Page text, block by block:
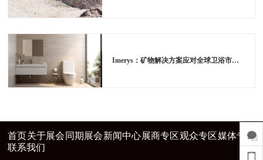
Imerys：矿物解决方案应对全球卫浴市场不断演变的挑战
首页关于展会 同期展会新闻中心展商专区观众专区媒体专区
联系我们